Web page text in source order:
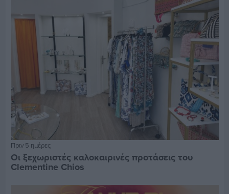
Πριν 5 ημέρες
Οι ξεχωριστές καλοκαιρινές προτάσεις του
Clementine Chios